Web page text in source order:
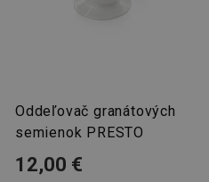
Oddeľovač granátových
semienok PRESTO
12,00 €
www.tescoma.sk 1 rok